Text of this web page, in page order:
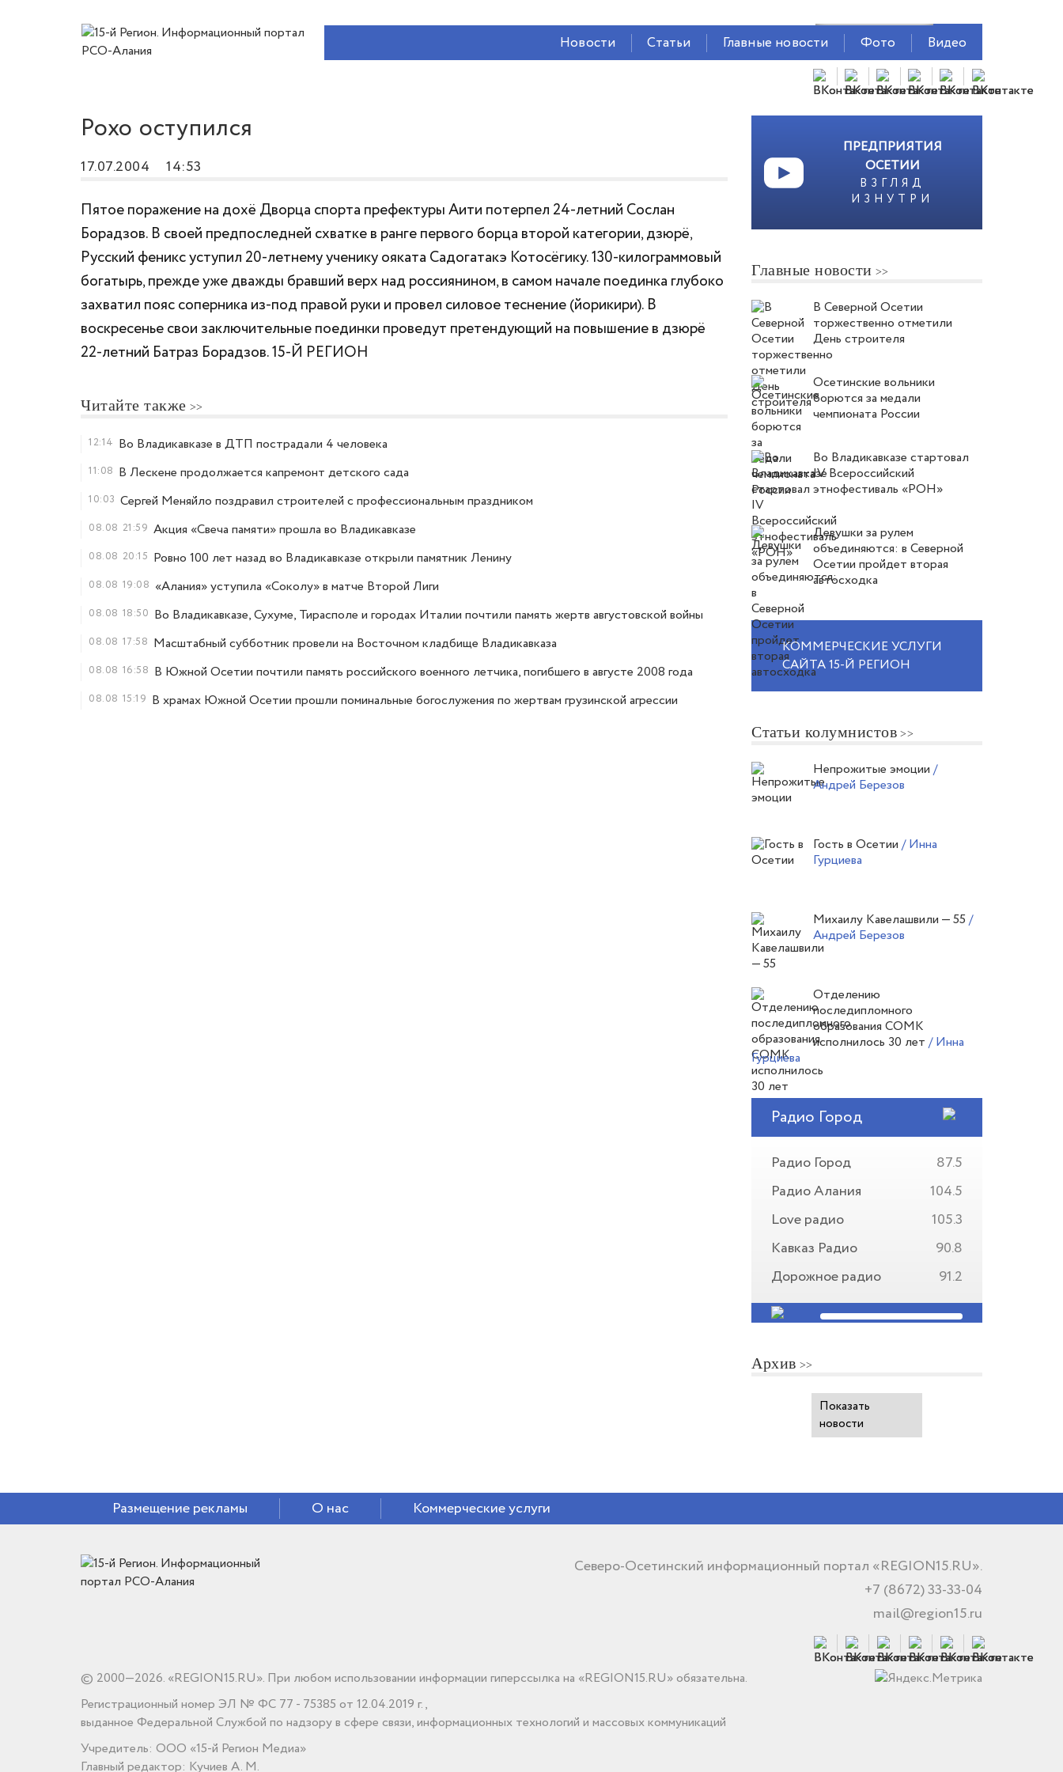
1.82 м/с
Новости Статьи Главные новости Фото Видео
Рохо оступился
17.07.2004 14:53
Пятое поражение на дохё Дворца спорта префектуры Аити потерпел 24-летний Cослан
Борадзов. В своей предпоследней схватке в ранге первого борца второй категории, дзюрё,
Русский феникс уступил 20-летнему ученику ояката Садогатакэ Котосёгику. 130-килограммовый
богатырь, прежде уже дважды бравший верх над россиянином, в самом начале поединка глубоко
захватил пояс соперника из-под правой руки и провел силовое теснение (йорикири). В
воскресенье свои заключительные поединки проведут претендующий на повышение в дзюрё
22-летний Батраз Борадзов. 15-Й РЕГИОН
Читайте также
12:14 Во Владикавказе в ДТП пострадали 4 человека
11:08 В Лескене продолжается капремонт детского сада
10:03 Сергей Меняйло поздравил строителей с профессиональным праздником
08.08 21:59 Акция «Свеча памяти» прошла во Владикавказе
08.08 20:15 Ровно 100 лет назад во Владикавказе открыли памятник Ленину
08.08 19:08 «Алания» уступила «Соколу» в матче Второй Лиги
08.08 18:50 Во Владикавказе, Сухуме, Тирасполе и городах Италии почтили память жертв августовской войны
08.08 17:58 Масштабный субботник провели на Восточном кладбище Владикавказа
08.08 16:58 В Южной Осетии почтили память российского военного летчика, погибшего в августе 2008 года
08.08 15:19 В храмах Южной Осетии прошли поминальные богослужения по жертвам грузинской агрессии
ПРЕДПРИЯТИЯ
ОСЕТИИ
ВЗГЛЯД
ИЗНУТРИ
Главные новости
В Северной Осетии
торжественно отметили
День строителя
Осетинские вольники
борются за медали
чемпионата России
Во Владикавказе стартовал
IV Всероссийский
этнофестиваль «РОН»
Девушки за рулем
объединяются: в Северной
Осетии пройдет вторая
автосходка
КОММЕРЧЕСКИЕ УСЛУГИ
САЙТА 15-Й РЕГИОН
Статьи колумнистов
Непрожитые эмоции/
Андрей Березов
Гость в Осетии/ Инна
Гурциева
Михаилу Кавелашвили — 55/
Андрей Березов
Отделению
последипломного
образования СОМК
исполнилось 30 лет/ Инна
Гурциева
Радио Город
Радио Город
87.5
Радио Алания
104.5
Love радио
105.3
Кавказ Радио
90.8
Дорожное радио
91.2
Архив
Показать
новости
Размещение рекламы О нас Коммерческие услуги
Северо-Осетинский информационный портал «REGION15.RU».
+7 (8672) 33-33-04
mail@region15.ru
© 2000—2026. «REGION15.RU». При любом использовании информации гиперссылка на «REGION15.RU» обязательна.
Регистрационный номер ЭЛ № ФС 77 - 75385 от 12.04.2019 г.,
выданное Федеральной Службой по надзору в сфере связи, информационных технологий и массовых коммуникаций
Учредитель: ООО «15-й Регион Медиа»
Главный редактор: Кучиев А. М.